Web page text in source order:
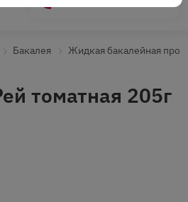
Бакалея Жидкая бакалейная
томатная 205г